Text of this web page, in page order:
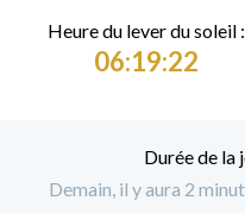
Heure du lever du soleil :
06:19:22
Durée de la
Demain, il y aura 2